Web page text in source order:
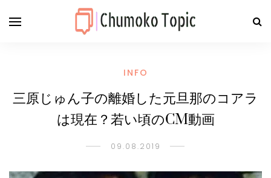
INFO
三原じゅん子の離婚した元旦那のコアラ
は現在？若い頃のCM動画
09.08.2019